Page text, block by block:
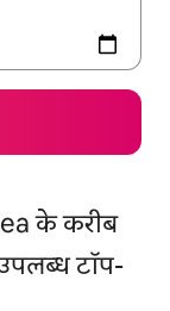
के करीब
टॉप-